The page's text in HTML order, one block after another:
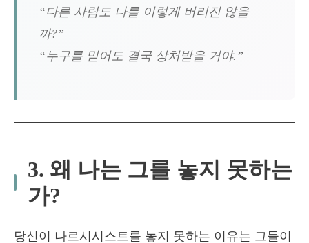
“다른 사람도 나를 이렇게 버리진 않을
까?”
“누구를 믿어도 결국 상처받을 거야.”
3. 왜 나는 그를 놓지 못하는
가?
당신이 나르시시스트를 놓지 못하는 이유는 그들이